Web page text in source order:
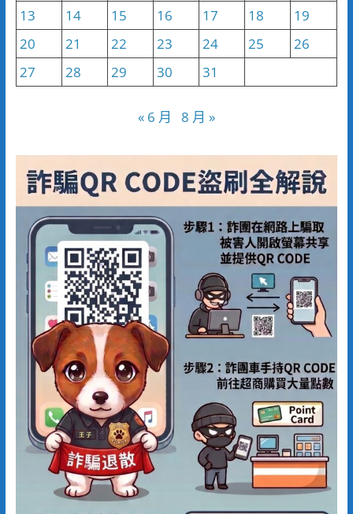
13
14 15 16 17 18
19
20
21 22 23 24 25
26
27
28 29 30 31
« 6 月 8 月 »